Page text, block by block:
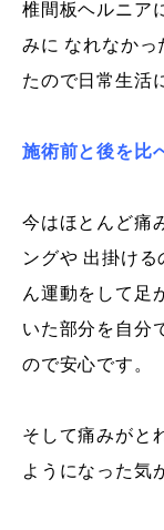
椎間板ヘルニア
みに なれなかっ
たので日常生活
施術前と後を比
今はほとんど痛
ングや 出掛ける
ん運動をして足
いた部分を自分
ので安心です。
そして痛みがと
ようになった気